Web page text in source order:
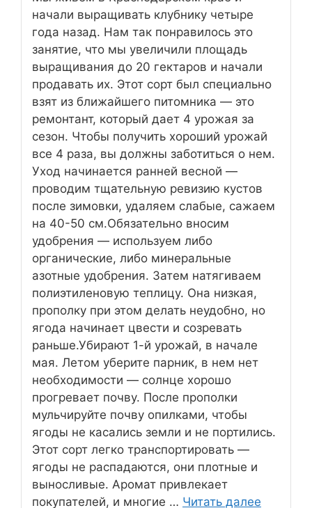
начали выращивать клубнику четыре
года назад. Нам так понравилось это
занятие, что мы увеличили площадь
выращивания до 20 гектаров и начали
продавать их. Этот сорт был специально
взят из ближайшего питомника — это
ремонтант, который дает 4 урожая за
сезон. Чтобы получить хороший урожай
все 4 раза, вы должны заботиться о нем.
Уход начинается ранней весной —
проводим тщательную ревизию кустов
после зимовки, удаляем слабые, сажаем
на 40-50 см.Обязательно вносим
удобрения — используем либо
органические, либо минеральные
азотные удобрения. Затем натягиваем
полиэтиленовую теплицу. Она низкая,
прополку при этом делать неудобно, но
ягода начинает цвести и созревать
раньше.Убирают 1-й урожай, в начале
мая. Летом уберите парник, в нем нет
необходимости — солнце хорошо
прогревает почву. После прополки
мульчируйте почву опилками, чтобы
ягоды не касались земли и не портились.
Этот сорт легко транспортировать —
ягоды не распадаются, они плотные и
выносливые. Аромат привлекает
покупателей, и многие … Читать далее